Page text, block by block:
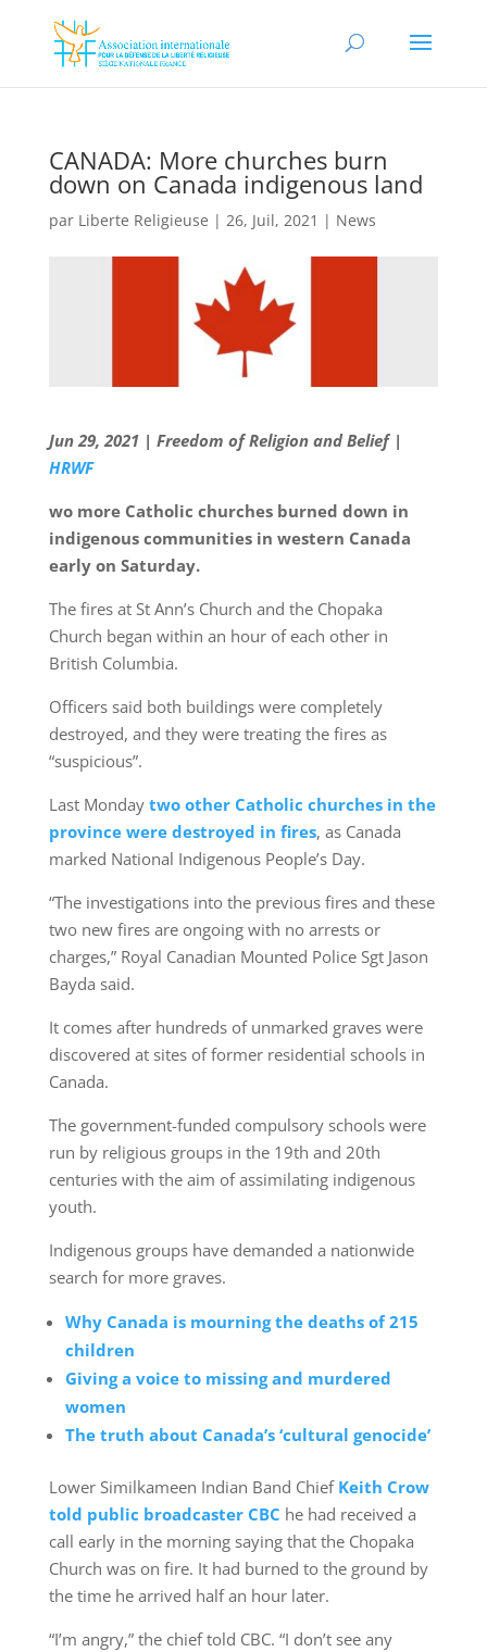
CANADA: More churches burn
down on Canada indigenous land
par Liberte Religieuse | 26, Juil, 2021 | News
Jun 29, 2021 | Freedom of Religion and Belief |
HRWF
wo more Catholic churches burned down in
indigenous communities in western Canada
early on Saturday.
The fires at St Ann’s Church and the Chopaka
Church began within an hour of each other in
British Columbia.
Officers said both buildings were completely
destroyed, and they were treating the fires as
“suspicious”.
Last Monday two other Catholic churches in the
province were destroyed in fires, as Canada
marked National Indigenous People’s Day.
“The investigations into the previous fires and these
two new fires are ongoing with no arrests or
charges,” Royal Canadian Mounted Police Sgt Jason
Bayda said.
It comes after hundreds of unmarked graves were
discovered at sites of former residential schools in
Canada.
The government-funded compulsory schools were
run by religious groups in the 19th and 20th
centuries with the aim of assimilating indigenous
youth.
Indigenous groups have demanded a nationwide
search for more graves.
Why Canada is mourning the deaths of 215
children
Giving a voice to missing and murdered
women
The truth about Canada’s ‘cultural genocide’
Lower Similkameen Indian Band Chief Keith Crow
told public broadcaster CBC he had received a
call early in the morning saying that the Chopaka
Church was on fire. It had burned to the ground by
the time he arrived half an hour later.
“I’m angry,” the chief told CBC. “I don’t see any